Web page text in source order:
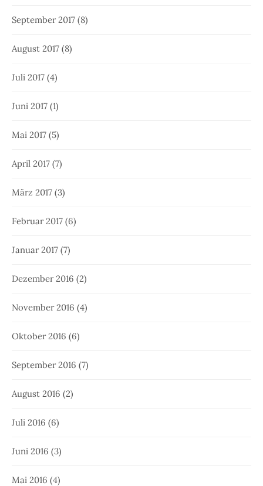
September 2017 (8)
August 2017 (8)
Juli 2017 (4)
Juni 2017 (1)
Mai 2017 (5)
April 2017 (7)
März 2017 (3)
Februar 2017 (6)
Januar 2017 (7)
Dezember 2016 (2)
November 2016 (4)
Oktober 2016 (6)
September 2016 (7)
August 2016 (2)
Juli 2016 (6)
Juni 2016 (3)
Mai 2016 (4)